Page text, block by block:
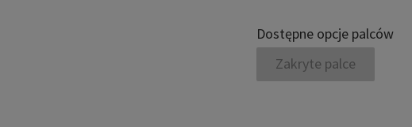
Dostępne opcje palców
Zakryte palce